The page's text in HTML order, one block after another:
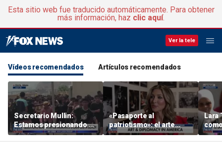
Esta sitio web fue traducido automáticamente. Para obtener
más información, haz clic aquí.
Ver la tele
Vídeos recomendados Artículos recomendados
Secretario Mullin:
Estamos presionando a
los terroristas por mar,
aire y tierra
«Pasaporte al
patriotismo»: el arte
como herramienta
diplomática
Lara